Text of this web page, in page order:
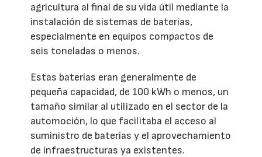
agricultura al final de su vida útil mediante la
instalación de sistemas de baterías,
especialmente en equipos compactos de
seis toneladas o menos.
Estas baterías eran generalmente de
pequeña capacidad, de 100 kWh o menos, un
tamaño similar al utilizado en el sector de la
automoción, lo que facilitaba el acceso al
suministro de baterías y el aprovechamiento
de infraestructuras ya existentes.